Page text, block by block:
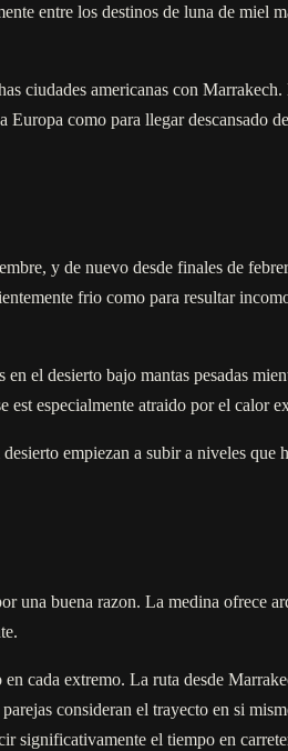
entre los destinos de luna de miel
ciudades americanas con
como para llegar descansado
y de nuevo desde finales de
frio como para resultar
el desierto bajo mantas pesadas
est especialmente atraido por el calor
empiezan a subir a niveles que
buena razon. La medina ofrece
cada extremo. La ruta desde
consideran el trayecto en si
significativamente el tiempo en